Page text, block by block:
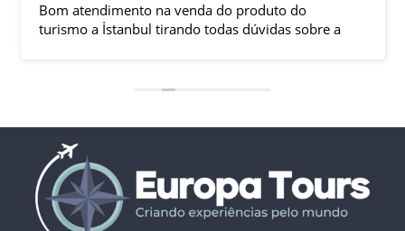
Bom atendimento na venda do produto do
turismo a İstanbul tirando todas dúvidas sobre a
ficaram em SP trabalhando. A associação dessa
LÍDER, garantiu o sucesso da viagem que foi, lá, em
grupo formado por brasileiros e com guia Turco, Sr
Ali Faik, falando um português impecável e foi
muito disponível e atencioso. Os transfers, foram
4, todos em vans novas e os trajetos em ônibus
com pilotos tranquilos dirigindo com segurança